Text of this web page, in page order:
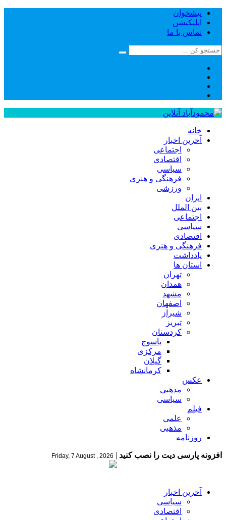
پیشخوان
اپلیکیشن
تماس با ما
خانه
آخرین اخبار
اجتماعی
اقتصادی
سیاسی
فرهنگی و هنری
ورزشی
ایران
بین الملل
اجتماعی
سیاسی
اقتصادی
فرهنگی و هنری
یادداشت
استان ها
تهران
همدان
مشهد
اصفهان
شیراز
تبریز
کردستان
یاسوج
مرکزی
گیلان
کرمانشاه
عکس
مذهبی
سیاسی
فیلم
علمی
مذهبی
روزنامه
افزونه پارسی دیت را نصب کنید |
Friday, 7 August , 2026
آخرین اخبار
سیاسی
اقتصادی